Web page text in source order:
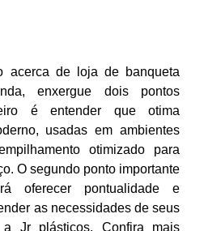
acerca de loja de banqueta
enxergue dois pontos
é entender que otima
usadas em ambientes
otimizado para
O segundo ponto importante
oferecer pontualidade e
as necessidades de seus
Jr plásticos. Confira mais